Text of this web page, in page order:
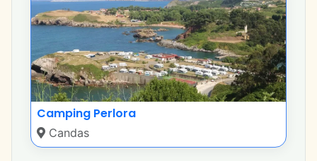
Camping Perlora
Candas